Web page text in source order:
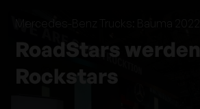
Mercedes-Benz Trucks: Bauma 2022
RoadStars werden
Rockstars